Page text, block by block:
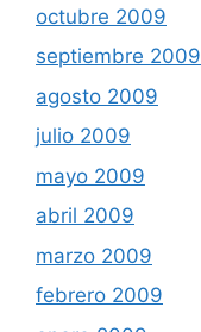
octubre 2009
septiembre 2009
agosto 2009
julio 2009
mayo 2009
abril 2009
marzo 2009
febrero 2009